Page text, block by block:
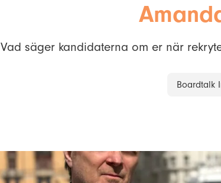
Vad säger kandidaterna om er när
Boardtalk